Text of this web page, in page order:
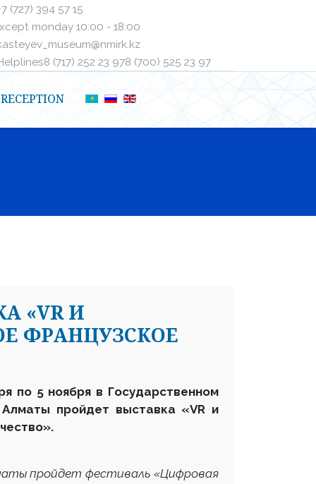
(727) 394 57 15
monday 10:00 - 18:00
ㅤ8 (717) 252 23 97ㅤㅤ8 (700) 525 23 97
RECEPTION
«VR И
ФРАНЦУЗСКОЕ
по 5 ноября в Государственном
пройдет выставка «VR и
пройдет фестиваль «Цифровая